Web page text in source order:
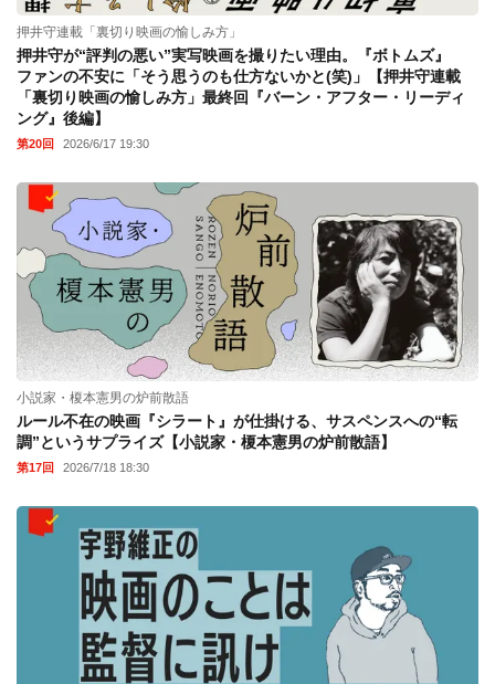
押井守連載「裏切り映画の愉しみ方」
押井守が“評判の悪い”実写映画を撮りたい理由。『ボトムズ』
ファンの不安に「そう思うのも仕方ないかと(笑)」【押井守連載
「裏切り映画の愉しみ方」最終回『バーン・アフター・リーディ
ング』後編】
第20回 2026/6/17 19:30
小説家・榎本憲男の炉前散語
ルール不在の映画『シラート』が仕掛ける、サスペンスへの“転
調”というサプライズ【小説家・榎本憲男の炉前散語】
第17回 2026/7/18 18:30